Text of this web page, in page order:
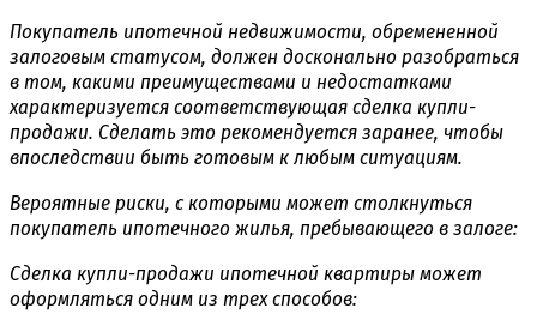
Покупатель ипотечной недвижимости, обремененной
залоговым статусом, должен досконально разобраться
в том, какими преимуществами и недостатками
характеризуется соответствующая сделка купли-
продажи. Сделать это рекомендуется заранее, чтобы
впоследствии быть готовым к любым ситуациям.
Вероятные риски, с которыми может столкнуться
покупатель ипотечного жилья, пребывающего в залоге:
Сделка купли-продажи ипотечной квартиры может
оформляться одним из трех способов: